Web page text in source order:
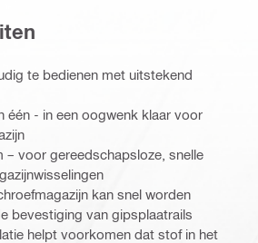
te bedienen met uitstekend
één - in een oogwenk klaar voor
– voor gereedschapsloze, snelle
kan snel worden
bevestiging van gipsplaatrails
helpt voorkomen dat stof in het